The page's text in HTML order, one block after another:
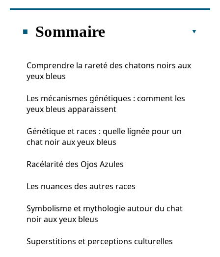
Sommaire
Comprendre la rareté des chatons noirs aux
yeux bleus
Les mécanismes génétiques : comment les
yeux bleus apparaissent
Génétique et races : quelle lignée pour un
chat noir aux yeux bleus
Racélarité des Ojos Azules
Les nuances des autres races
Symbolisme et mythologie autour du chat
noir aux yeux bleus
Superstitions et perceptions culturelles